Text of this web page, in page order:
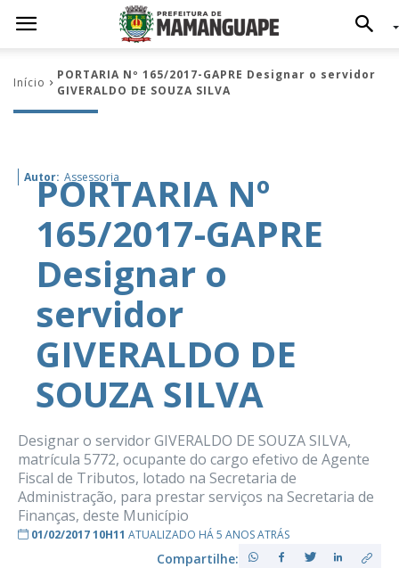
Início
PORTARIA Nº 165/2017-GAPRE Designar o servidor
GIVERALDO DE SOUZA SILVA
Autor: Assessoria
PORTARIA Nº
165/2017-GAPRE
Designar o
servidor
GIVERALDO DE
SOUZA SILVA
Designar o servidor GIVERALDO DE SOUZA SILVA,
matrícula 5772, ocupante do cargo efetivo de Agente
Fiscal de Tributos, lotado na Secretaria de
Administração, para prestar serviços na Secretaria de
Finanças, deste Município
01/02/2017 10H11 ATUALIZADO HÁ 5 ANOS ATRÁS
Compartilhe: